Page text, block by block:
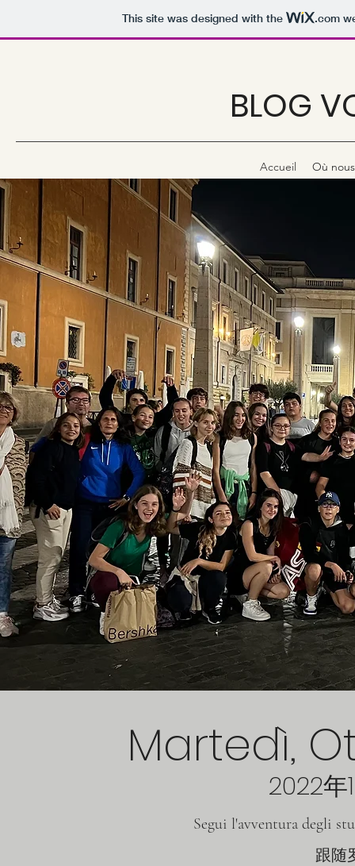
This site was designed with the .com
BLOG
Accueil Où
Martedì,
2022年
Segui l'avventura degli
跟随